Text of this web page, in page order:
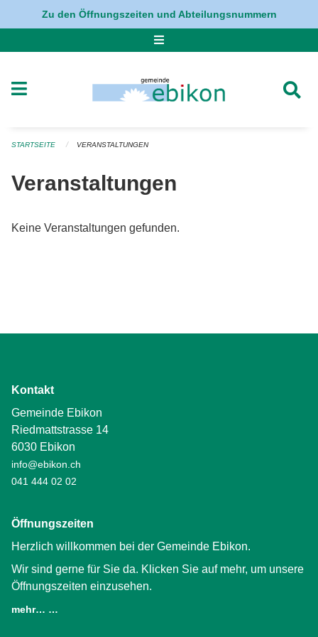
Navigation überspringen
Zu den Öffnungszeiten und Abteilungsnummern
STARTSEITE VERANSTALTUNGEN
Veranstaltungen
Keine Veranstaltungen gefunden.
Kontakt
Gemeinde Ebikon
Riedmattstrasse 14
6030 Ebikon
info@ebikon.ch
041 444 02 02
Öffnungszeiten
Herzlich willkommen bei der Gemeinde Ebikon.
Wir sind gerne für Sie da. Klicken Sie auf mehr, um unsere
Öffnungszeiten einzusehen.
mehr… …